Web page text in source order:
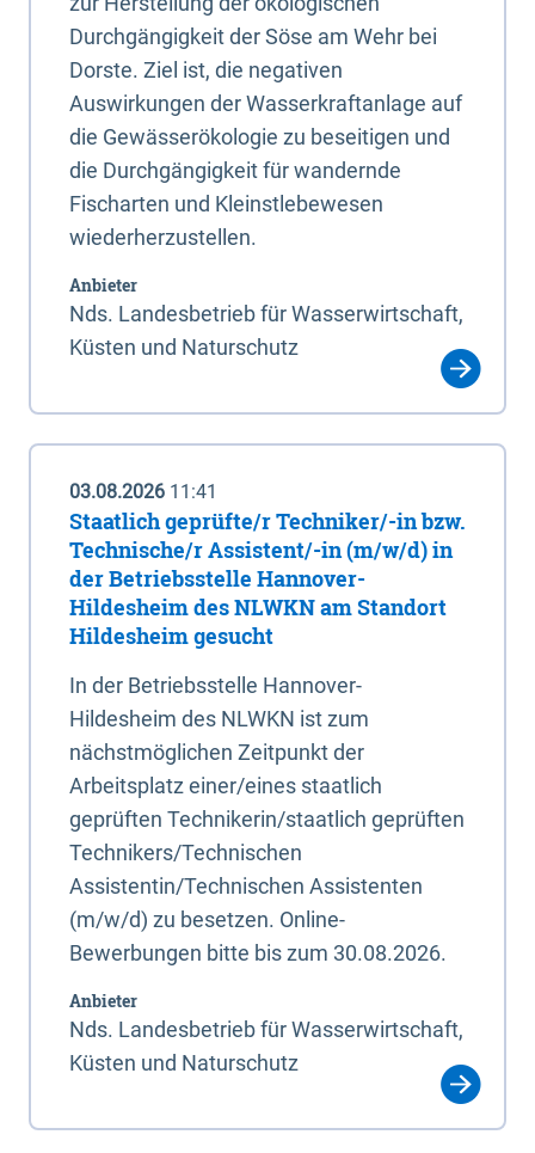
Durchgängigkeit der Söse am Wehr bei
Dorste. Ziel ist, die negativen
Auswirkungen der Wasserkraftanlage auf
die Gewässerökologie zu beseitigen und
die Durchgängigkeit für wandernde
Fischarten und Kleinstlebewesen
wiederherzustellen.
Anbieter
Nds. Landesbetrieb für Wasserwirtschaft,
Küsten und Naturschutz
03.08.2026 11:41
Staatlich geprüfte/r Techniker/-in bzw.
Technische/r Assistent/-in (m/w/d) in
der Betriebsstelle Hannover-
Hildesheim des NLWKN am Standort
Hildesheim gesucht
In der Betriebsstelle Hannover-
Hildesheim des NLWKN ist zum
nächstmöglichen Zeitpunkt der
Arbeitsplatz einer/eines staatlich
geprüften Technikerin/staatlich geprüften
Technikers/Technischen
Assistentin/Technischen Assistenten
(m/w/d) zu besetzen. Online-
Bewerbungen bitte bis zum 30.08.2026.
Anbieter
Nds. Landesbetrieb für Wasserwirtschaft,
Küsten und Naturschutz